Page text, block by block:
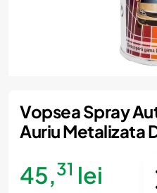
Vopsea Spray
Auriu Metalizata
45,31 lei